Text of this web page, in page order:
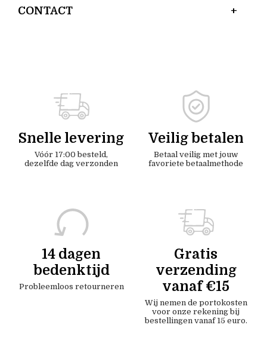
CONTACT
Snelle levering
Vóór 17:00 besteld,
dezelfde dag verzonden
Veilig betalen
Betaal veilig met jouw
favoriete betaalmethode
14 dagen
bedenktijd
Probleemloos retourneren
Gratis
verzending
vanaf €15
Wij nemen de portokosten
voor onze rekening bij
bestellingen vanaf 15 euro.